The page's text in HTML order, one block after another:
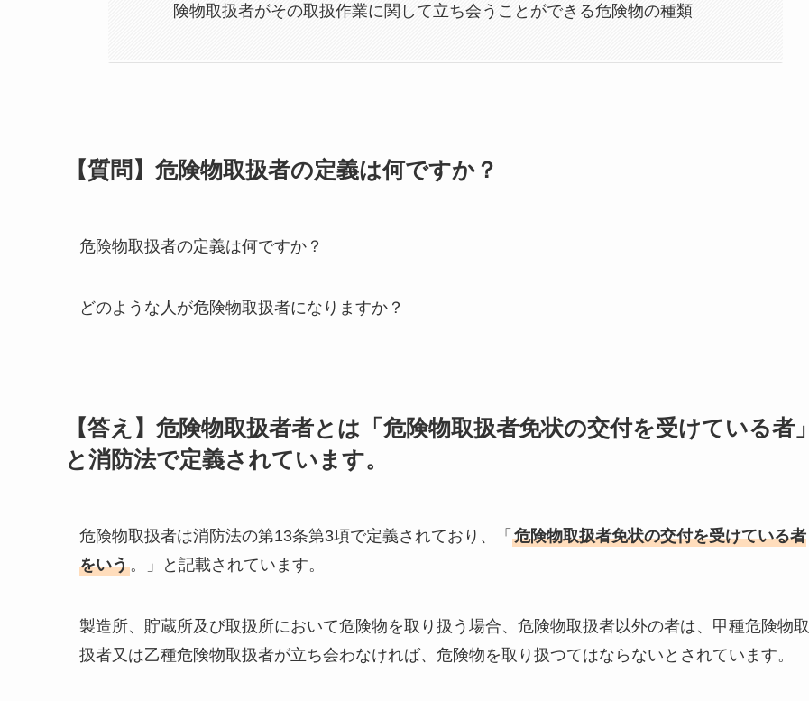
険物取扱者がその取扱作業に関して立ち会うことができる危険物の種類
【質問】危険物取扱者の定義は何ですか？
危険物取扱者の定義は何ですか？
どのような人が危険物取扱者になりますか？
【答え】危険物取扱者者とは「危険物取扱者免状の交付を受けている者」
と消防法で定義されています。
危険物取扱者は消防法の第13条第3項で定義されており、「 危険物取扱者免状の交付を受けている者
をいう 。」と記載されています。
製造所、貯蔵所及び取扱所において危険物を取り扱う場合、危険物取扱者以外の者は、甲種危険物取
扱者又は乙種危険物取扱者が立ち会わなければ、危険物を取り扱つてはならないとされています。